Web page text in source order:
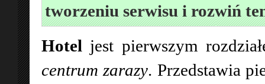
tworzeniu serwisu i rozwiń
Hotel jest pierwszym
centrum zarazy. Przedstawia